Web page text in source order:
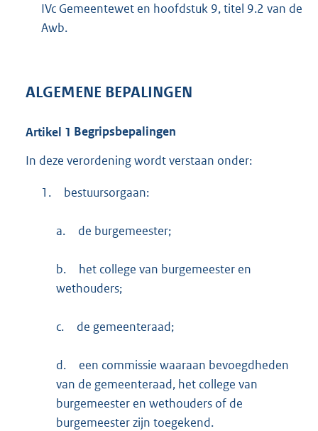
IVc Gemeentewet en hoofdstuk 9, titel 9.2 van de
Awb.
ALGEMENE BEPALINGEN
Artikel 1 Begripsbepalingen
In deze verordening wordt verstaan onder:
1. bestuursorgaan:
a. de burgemeester;
b.
het college van burgemeester en
wethouders;
c. de gemeenteraad;
d.
een commissie waaraan bevoegdheden
van de gemeenteraad, het college van
burgemeester en wethouders of de
burgemeester zijn toegekend.